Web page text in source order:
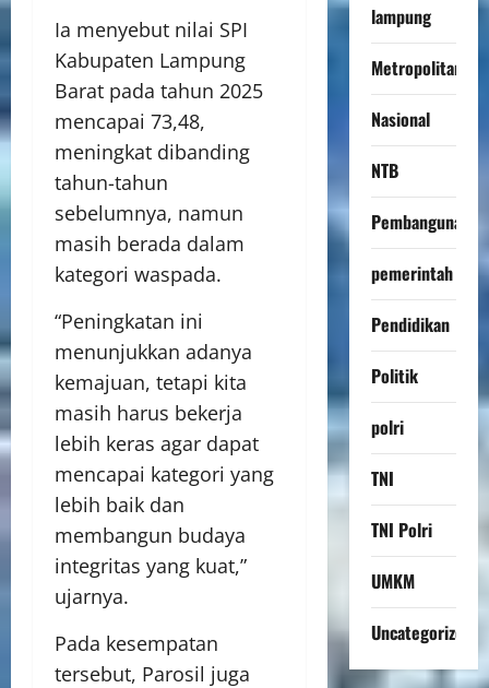
Ia menyebut nilai SPI
Kabupaten Lampung
Barat pada tahun 2025
mencapai 73,48,
meningkat dibanding
tahun-tahun
sebelumnya, namun
masih berada dalam
kategori waspada.
“Peningkatan ini
menunjukkan adanya
kemajuan, tetapi kita
masih harus bekerja
lebih keras agar dapat
mencapai kategori yang
lebih baik dan
membangun budaya
integritas yang kuat,”
ujarnya.
Pada kesempatan
tersebut, Parosil juga
lampung
Metropolitan
Nasional
NTB
Pembangunan
pemerintah
Pendidikan
Politik
polri
TNI
TNI Polri
UMKM
Uncategorized